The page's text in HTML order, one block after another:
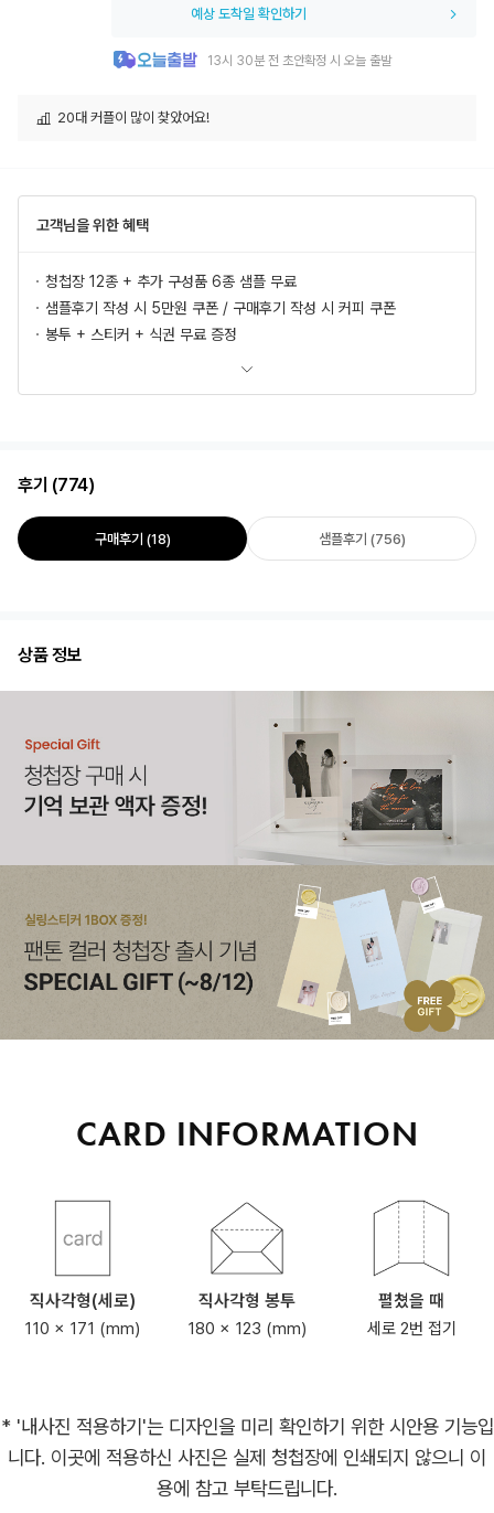
예상 도착일 확인하기
13시 30분 전 초안확정 시 오늘 출발
20대 커플이 많이 찾았어요!
판매량 Top 10에 손꼽히는 청첩장이예요!
고객님을 위한 혜택
청첩장 12종 + 추가 구성품 6종 샘플 무료
샘플후기 작성 시 5만원 쿠폰 / 구매후기 작성 시 커피 쿠폰
봉투 + 스티커 + 식권 무료 증정
후기 (774)
구매후기 (18) 샘플후기 (756)
상품 정보
CARD INFORMATION
직사각형(세로)
110 x 171 (mm)
직사각형 봉투
180 x 123 (mm)
펼쳤을 때
세로 2번 접기
* '내사진 적용하기'는 디자인을 미리 확인하기 위한 시안용 기능입
니다. 이곳에 적용하신 사진은 실제 청첩장에 인쇄되지 않으니 이
용에 참고 부탁드립니다.